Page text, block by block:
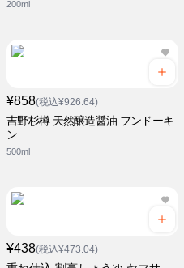
200ml
¥858(税込¥926.64)
吉野杉樽 天然醸造醤油 フンドーキ
ン
500ml
¥438(税込¥473.04)